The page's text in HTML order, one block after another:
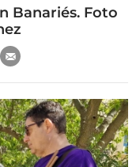
Banariés. Foto